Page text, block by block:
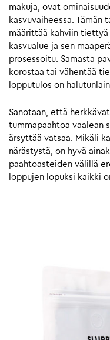
makuja, ovat
kasvuvaiheessa.
määrittää kahviin tiettyä
kasvualue ja sen
prosessoitu. Samasta
korostaa tai vähentää
lopputulos on
Sanotaan, että
tummapaahtoa vaalean
ärsyttää vatsaa. Mikäli
närästystä, on hyvä
paahtoasteiden välillä
loppujen lopuksi kaikki